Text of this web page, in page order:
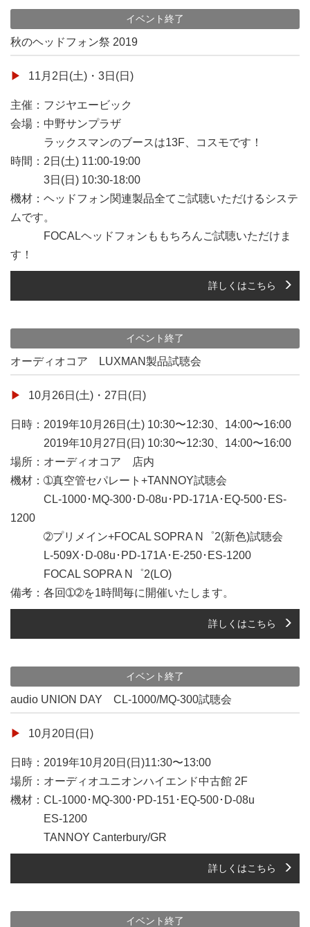
イベント終了
秋のヘッドフォン祭 2019
11月2日(土)・3日(日)
主催：フジヤエービック
会場：中野サンプラザ
ラックスマンのブースは13F、コスモです！
時間：2日(土) 11:00-19:00
3日(日) 10:30-18:00
機材：ヘッドフォン関連製品全てご試聴いただけるシステ
ムです。
FOCALヘッドフォンももちろんご試聴いただけま
す！
詳しくはこちら
イベント終了
オーディオコア LUXMAN製品試聴会
10月26日(土)・27日(日)
日時：2019年10月26日(土) 10:30〜12:30、14:00〜16:00
2019年10月27日(日) 10:30〜12:30、14:00〜16:00
場所：オーディオコア 店内
機材：➀真空管セパレート+TANNOY試聴会
CL-1000･MQ-300･D-08u･PD-171A･EQ-500･ES-
1200
➁プリメイン+FOCAL SOPRA N゜2(新色)試聴会
L-509X･D-08u･PD-171A･E-250･ES-1200
FOCAL SOPRA N゜2(LO)
備考：各回➀➁を1時間毎に開催いたします。
詳しくはこちら
イベント終了
audio UNION DAY CL-1000/MQ-300試聴会
10月20日(日)
日時：2019年10月20日(日)11:30〜13:00
場所：オーディオユニオンハイエンド中古館 2F
機材：CL-1000･MQ-300･PD-151･EQ-500･D-08u
ES-1200
TANNOY Canterbury/GR
詳しくはこちら
イベント終了